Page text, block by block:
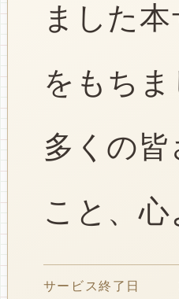
ました
をもち
多くの
こと、
サービス終了日